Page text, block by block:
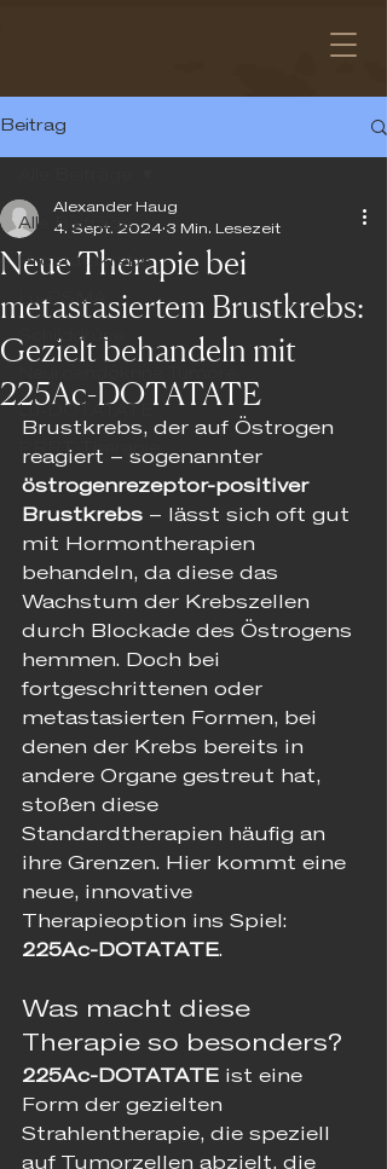
Beitrag
Alle Beiträge
Prostatakrebs
Lu-PSMA
Schilddrüse
PRRT-Therapie
Neue Therapie bei
metastasiertem Brustkrebs:
Gezielt behandeln mit
225Ac-DOTATATE
Alexander Haug
4. Sept. 2024 3 Min. Lesezeit
Brustkrebs, der auf Östrogen
reagiert – sogenannter
östrogenrezeptor-positiver
Brustkrebs – lässt sich oft gut
mit Hormontherapien
behandeln, da diese das
Wachstum der Krebszellen
durch Blockade des Östrogens
hemmen. Doch bei
fortgeschrittenen oder
metastasierten Formen, bei
denen der Krebs bereits in
andere Organe gestreut hat,
stoßen diese
Standardtherapien häufig an
ihre Grenzen. Hier kommt eine
neue, innovative
Therapieoption ins Spiel:
225Ac-DOTATATE.
Was macht diese
Therapie so besonders?
225Ac-DOTATATE ist eine
Form der gezielten
Strahlentherapie, die speziell
auf Tumorzellen abzielt, die